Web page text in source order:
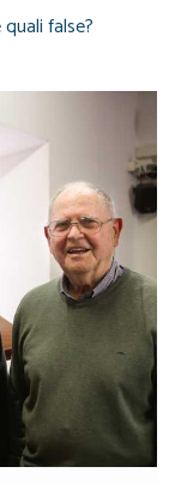
false?